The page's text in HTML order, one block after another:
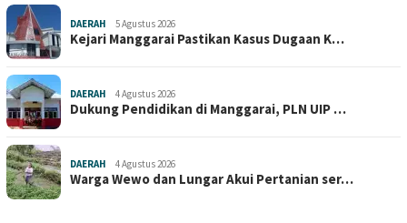
DAERAH 5 Agustus 2026
Kejari Manggarai Pastikan Kasus Dugaan K…
DAERAH 4 Agustus 2026
Dukung Pendidikan di Manggarai, PLN UIP …
DAERAH 4 Agustus 2026
Warga Wewo dan Lungar Akui Pertanian ser…